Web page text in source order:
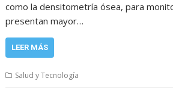
como la densitometría ósea, para
presentan mayor…
LEER MÁS
Salud y Tecnología